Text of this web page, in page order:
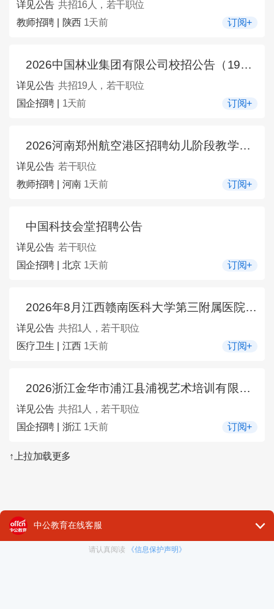
详见公告 共招16人，若干职位
教师招聘 | 陕西 1天前 订阅+
2026中国林业集团有限公司校招公告（19人）
详见公告 共招19人，若干职位
国企招聘 | 1天前 订阅+
2026河南郑州航空港区招聘幼儿阶段教学辅助人员公告
详见公告 若干职位
教师招聘 | 河南 1天前 订阅+
中国科技会堂招聘公告
详见公告 若干职位
国企招聘 | 北京 1天前 订阅+
2026年8月江西赣南医科大学第三附属医院招聘1人公告
详见公告 共招1人，若干职位
医疗卫生 | 江西 1天前 订阅+
2026浙江金华市浦江县浦视艺术培训有限公司专职培训老师1名公告
详见公告 共招1人，若干职位
国企招聘 | 浙江 1天前 订阅+
↑上拉加载更多